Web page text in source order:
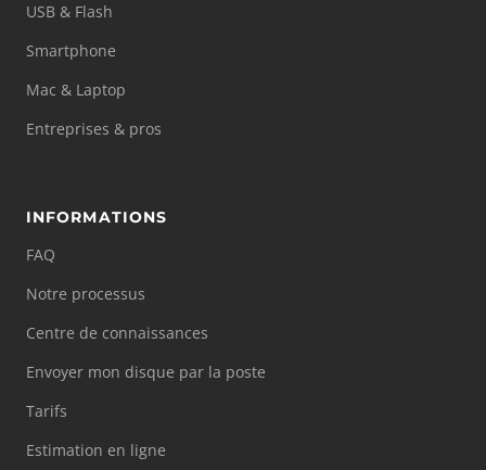
USB & Flash
Smartphone
Mac & Laptop
Entreprises & pros
INFORMATIONS
FAQ
Notre processus
Centre de connaissances
Envoyer mon disque par la poste
Tarifs
Estimation en ligne